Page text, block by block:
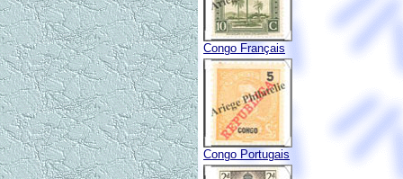
Congo Français
Congo Portugais